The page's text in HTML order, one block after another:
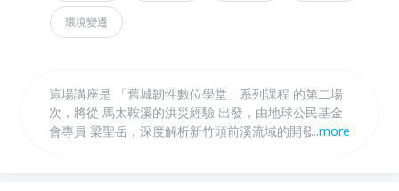
環境變遷
這場講座是 「舊城韌性數位學堂」系列課程 的第二場
次，將從 馬太鞍溪的洪災經驗 出發，由地球公民基金
會專員 梁聖岳，深度解析新竹頭前溪流域的開發進程
...more